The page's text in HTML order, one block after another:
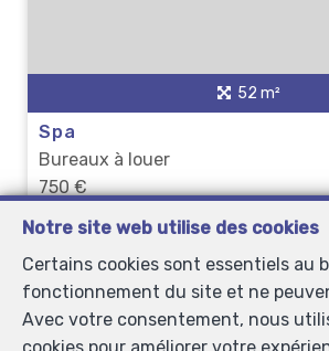
52 m²
Spa
Bureaux à louer
750 €
Notre site web utilise des cookies
Certains cookies sont essentiels au
fonctionnement du site et ne
Avec votre consentement, nous